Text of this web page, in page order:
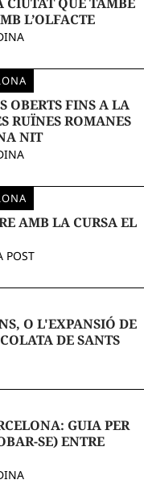
QUE TAMBÉ
L’OLFACTE
OBERTS FINS A LA
RUÏNES ROMANES
NIT
AMB LA CURSA EL
POST
O L'EXPANSIÓ DE
DE SANTS
GUIA PER
SE) ENTRE